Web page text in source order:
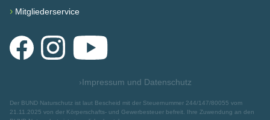
› Mitgliederservice
FacebookInstagramYouTube
›Impressum und Datenschutz
Der BUND Naturschutz ist laut Bescheid mit der Steuernummer 244/147/80055 vom
21.11.2025 von der Körperschafts- und Gewerbesteuer befreit. Ihre Zuwendung an den